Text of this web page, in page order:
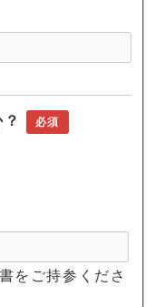
必須
をご持参くださ